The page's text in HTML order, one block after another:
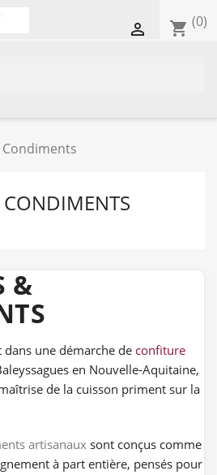
shopping_cart (0)

&
dans une démarche de confiture
en Nouvelle-Aquitaine,
de la cuisson priment sur la
artisanaux sont conçus comme
à part entière, pensés pour